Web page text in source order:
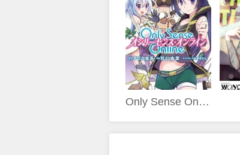
Only Sense Online